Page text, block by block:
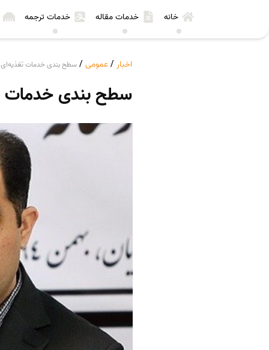
خانه خدمات مقاله خدمات ترجمه
اخبار /عمومی / سطح بندی خدمات تغذیه‌ای
سطح بندی خدمات